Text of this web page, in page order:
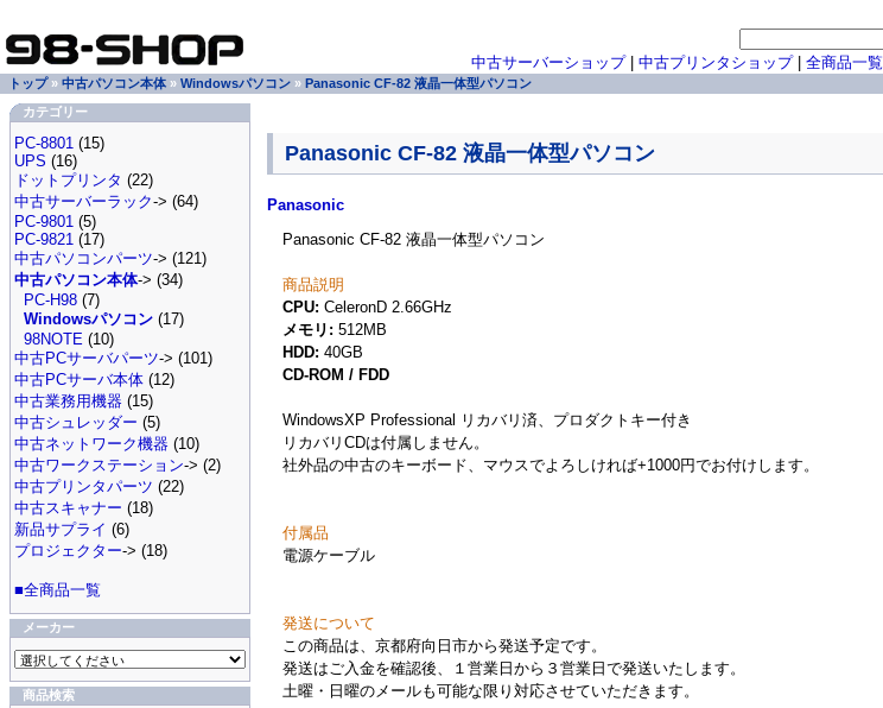
Panasonic CF-82 液晶一体型パソコン
Panasonic
Panasonic CF-82 液晶一体型パソコン
商品説明
CPU: CeleronD 2.66GHz
メモリ: 512MB
HDD: 40GB
CD-ROM / FDD
WindowsXP Professional リカバリ済、プロダクトキー付き
リカバリCDは付属しません。
社外品の中古のキーボード、マウスでよろしければ+1000円でお付けします。
付属品
電源ケーブル
発送について
この商品は、京都府向日市から発送予定です。
発送はご入金を確認後、１営業日から３営業日で発送いたします。
土曜・日曜のメールも可能な限り対応させていただきます。
中古サーバーショップ| 中古プリンタショップ| 全商品一覧
トップ» 中古パソコン本体 » Windowsパソコン » Panasonic CF-82 液晶一体型パソコン
カテゴリー
PC-8801 (15)
UPS (16)
ドットプリンタ (22)
中古サーバーラック-> (64)
PC-9801 (5)
PC-9821 (17)
中古パソコンパーツ-> (121)
中古パソコン本体-> (34)
PC-H98 (7)
Windowsパソコン (17)
98NOTE (10)
中古PCサーバパーツ-> (101)
中古PCサーバ本体 (12)
中古業務用機器 (15)
中古シュレッダー (5)
中古ネットワーク機器 (10)
中古ワークステーション-> (2)
中古プリンタパーツ (22)
中古スキャナー (18)
新品サプライ (6)
プロジェクター-> (18)
■全商品一覧
メーカー
商品検索